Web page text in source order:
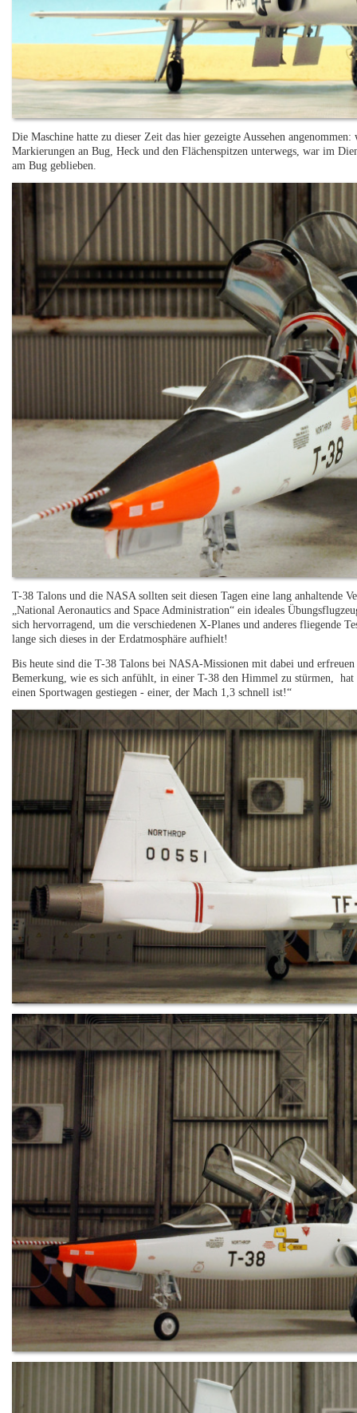
Die Maschine hatte zu dieser Zeit das hier gezeigte Aussehen
Markierungen an Bug, Heck und den Flächenspitzen unterwegs, war im
am Bug geblieben.
T-38 Talons und die NASA sollten seit diesen Tagen eine lang anhaltende
„National Aeronautics and Space Administration“ ein ideales
sich hervorragend, um die verschiedenen X-Planes und anderes fliegende
lange sich dieses in der Erdatmosphäre aufhielt!
Bis heute sind die T-38 Talons bei NASA-Missionen mit dabei und
Bemerkung, wie es sich anfühlt, in einer T-38 den Himmel zu stürmen,
einen Sportwagen gestiegen - einer, der Mach 1,3 schnell ist!“